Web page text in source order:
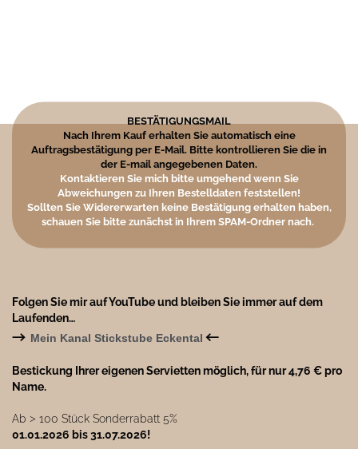
BESTÄTIGUNGSMAIL
Nach Ihrem Kauf erhalten Sie automatisch eine
Auftragsbestätigung per E-Mail. Bitte kontrollieren Sie die in
der E-mail angegebenen Daten.
Kontaktieren Sie mich bitte umgehend wenn Sie
Abweichungen zu Ihren Bestelldaten feststellen!
Sollten Sie Widererwarten keine Bestätigung erhalten haben,
schauen Sie bitte zunächst in Ihrem SPAM-Ordner nach.
Folgen Sie mir auf YouTube und bleiben Sie immer auf dem
Laufenden…
→ Mein Kanal Stickstube Eckental ←
Bestickung Ihrer eigenen Servietten möglich, für nur 4,76 € pro
Name.
Ab ˃ 100 Stück Sonderrabatt 5%
01.01.2026 bis 31.07.2026!